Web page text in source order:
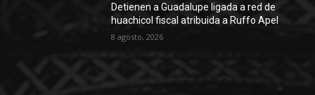
Detienen a Guadalupe ligada a red de
huachicol fiscal atribuida a Ruffo Apel
8 agosto, 2026